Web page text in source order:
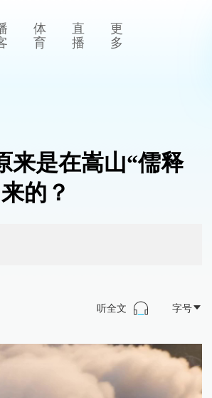
体
育
直
播
更
多
来是在嵩山“儒释
的？
听全文 字号